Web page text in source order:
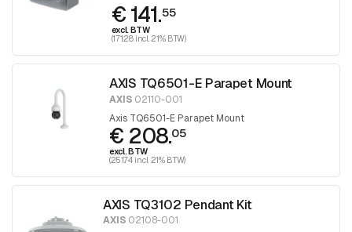
€ 141.55
excl. BTW
(171.28 incl. 21% BTW)
AXIS TQ6501-E Parapet Mount
AXIS02110-001
Axis TQ6501-E Parapet Mount
€ 208.05
excl. BTW
(251.74 incl. 21% BTW)
AXIS TQ3102 Pendant Kit
AXIS 02108-001